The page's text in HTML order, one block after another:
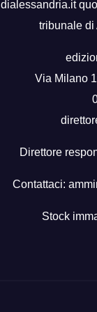
dialessandria.it
tribunale di
Via Milano
Direttore
Contattaci:
Stock